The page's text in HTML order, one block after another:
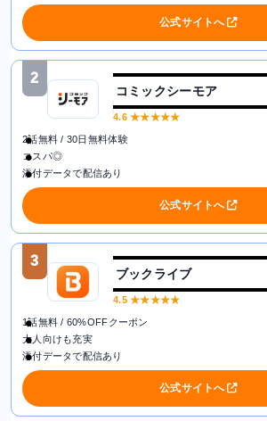
公式サイトへ
2
コミックシーモア
4.6★★★★★
2話無料 / 30日無料体験
コスパ◎
添付データで配信あり
公式サイトへ
3
ブックライブ
4.5★★★★★
1話無料 / 60%OFFクーポン
大人向けも充実
添付データで配信あり
公式サイトへ